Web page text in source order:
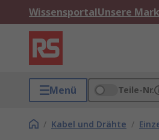
WissensportalUnsere
Menü Teile-Nr.
/ Kabel und Drähte /